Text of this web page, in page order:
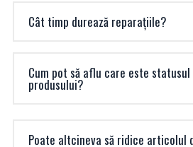
Cât timp durează reparațiile?
Cum pot să aflu care este
produsului?
Poate altcineva să ridice articolul